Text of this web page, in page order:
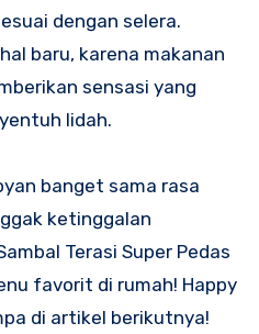
dengan selera.
baru, karena makanan
sensasi yang
lidah.
banget sama rasa
ketinggalan
Terasi Super Pedas
favorit di rumah! Happy
di artikel berikutnya!